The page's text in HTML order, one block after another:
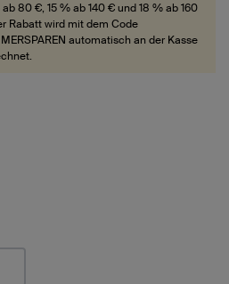
ab 80 €, 15 % ab 140 € und 18 % ab 160
Rabatt wird mit dem Code
automatisch an der Kasse